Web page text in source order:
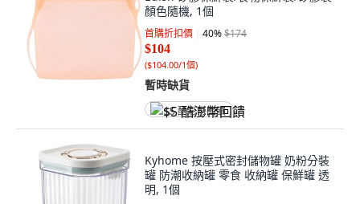
顏色隨機, 1個
首購折扣價 40%$174
$104
($104.00/1個)
暫時缺貨
$5 酷澎幣回饋
Kyhome 按壓式密封儲物罐 奶粉分裝
罐 防潮收納罐 零食 收納罐 保鮮罐 透
明, 1個